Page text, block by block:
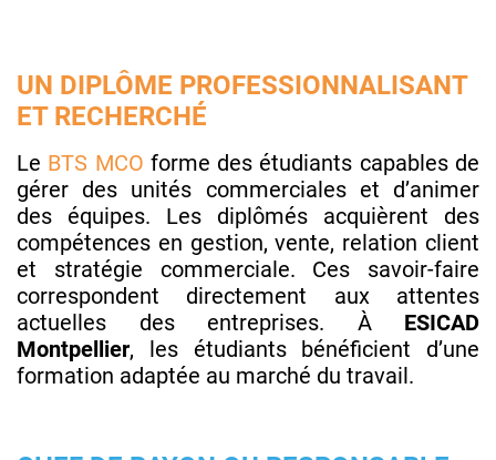
UN DIPLÔME PROFESSIONNALISANT
ET RECHERCHÉ
Le BTS MCO forme des étudiants capables de
gérer des unités commerciales et d’animer
des équipes. Les diplômés acquièrent des
compétences en gestion, vente, relation client
et stratégie commerciale. Ces savoir-faire
correspondent directement aux attentes
actuelles des entreprises. À ESICAD
Montpellier, les étudiants bénéficient d’une
formation adaptée au marché du travail.